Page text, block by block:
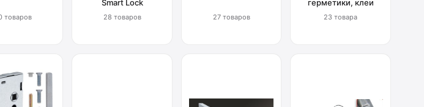
товаров
Smart Lock
28 товаров 27 товаров
герметики, клеи
23 товара